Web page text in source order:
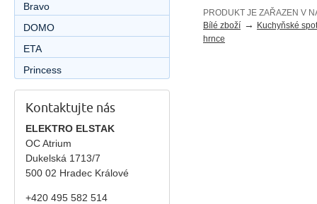
PRODUKT JE ZAŘAZEN V
Bílé zboží → Kuchyňské
hrnce
Bravo
DOMO
ETA
Princess
Kontaktujte nás
ELEKTRO ELSTAK
OC Atrium
Dukelská 1713/7
500 02 Hradec Králové
+420 495 582 514